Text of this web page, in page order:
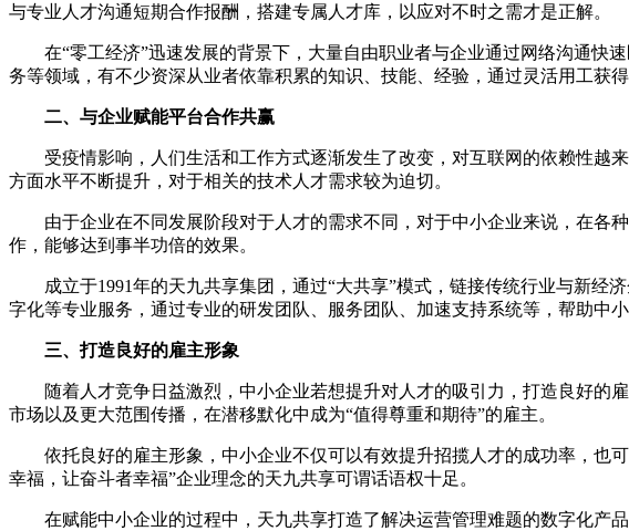
与专业人才沟通短期合作报酬，搭建专属人才库，以应对不时之需才是正解。
在“零工经济”迅速发展的背景下，大量自由职业者与企业通过网络沟通快
务等领域，有不少资深从业者依靠积累的知识、技能、经验，通过灵活用工获
二、与企业赋能平台合作共赢
受疫情影响，人们生活和工作方式逐渐发生了改变，对互联网的依赖性越
方面水平不断提升，对于相关的技术人才需求较为迫切。
由于企业在不同发展阶段对于人才的需求不同，对于中小企业来说，在各
作，能够达到事半功倍的效果。
成立于1991年的天九共享集团，通过“大共享”模式，链接传统行业与新经
字化等专业服务，通过专业的研发团队、服务团队、加速支持系统等，帮助中
三、打造良好的雇主形象
随着人才竞争日益激烈，中小企业若想提升对人才的吸引力，打造良好的
市场以及更大范围传播，在潜移默化中成为“值得尊重和期待”的雇主。
依托良好的雇主形象，中小企业不仅可以有效提升招揽人才的成功率，也
幸福，让奋斗者幸福”企业理念的天九共享可谓话语权十足。
在赋能中小企业的过程中，天九共享打造了解决运营管理难题的数字化产